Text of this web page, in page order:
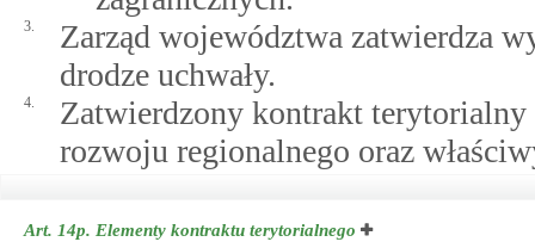
3.
Zarząd województwa zatwierdza
drodze uchwały.
4.
Zatwierdzony kontrakt terytorialny
rozwoju regionalnego oraz
Art. 14p. Elementy kontraktu terytorialnego